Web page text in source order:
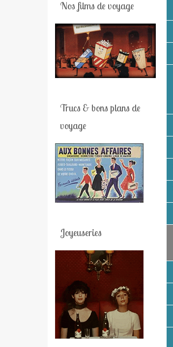
Nos films de voyage
Trucs & bons plans de
voyage
Joyeuseries